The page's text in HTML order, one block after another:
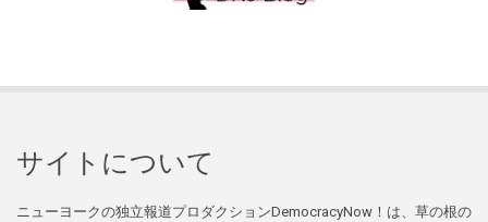
サイトについて
ニューヨークの独立報道プロダクションDemocracyNow！は、草の根の